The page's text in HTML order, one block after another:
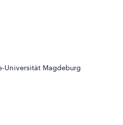
Universität Magdeburg